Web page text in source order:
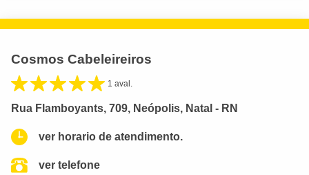
Cosmos Cabeleireiros
1 aval.
Rua Flamboyants, 709, Neópolis, Natal - RN
ver horario de atendimento.
ver telefone